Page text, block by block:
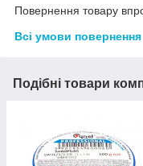
Повернення товару
Всі умови повернення
Подібні товари